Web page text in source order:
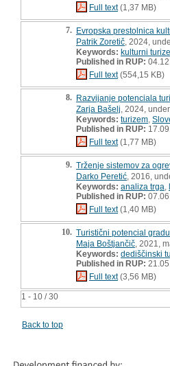
1 - 10 / 30
Full text(1,37 MB)
7. Evropska prestolnica
Patrik Zoretič , 2024,
Keywords: kulturni
Published in RUP:
Full text(554,15 KB)
8. Razvijanje potenciala
Zarja Bašelj , 2024,
Keywords: turizem
Published in RUP:
Full text(1,77 MB)
9. Trženje sistemov za
Darko Peretić , 2016,
Keywords: analiza trga
Published in RUP:
Full text(1,40 MB)
10. Turistični potencial
Maja Boštjančič , 2021,
Keywords: dediščinski
Published in RUP:
Full text(3,56 MB)
Back to top